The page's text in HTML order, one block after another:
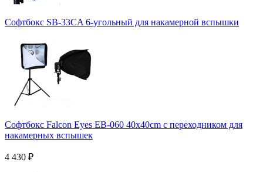
Софтбокс SB-33CA 6-угольный для накамерной вспышки
Софтбокс Falcon Eyes EB-060 40x40cm с переходником для
накамерных вспышек
4 430 ₽